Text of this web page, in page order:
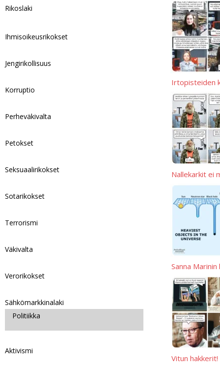
p
p
y
L
n
a
e
Irtopisteiden
Nallekarkit ei
Sanna
Vitun hakkerit!
Rikoslaki
Ihmisoikeusrikokset
Jengirikollisuus
Korruptio
Perheväkivalta
Petokset
Seksuaalirikokset
Sotarikokset
Terrorismi
Väkivalta
Verorikokset
Sähkömarkkinalaki
Politiikka
Aktivismi